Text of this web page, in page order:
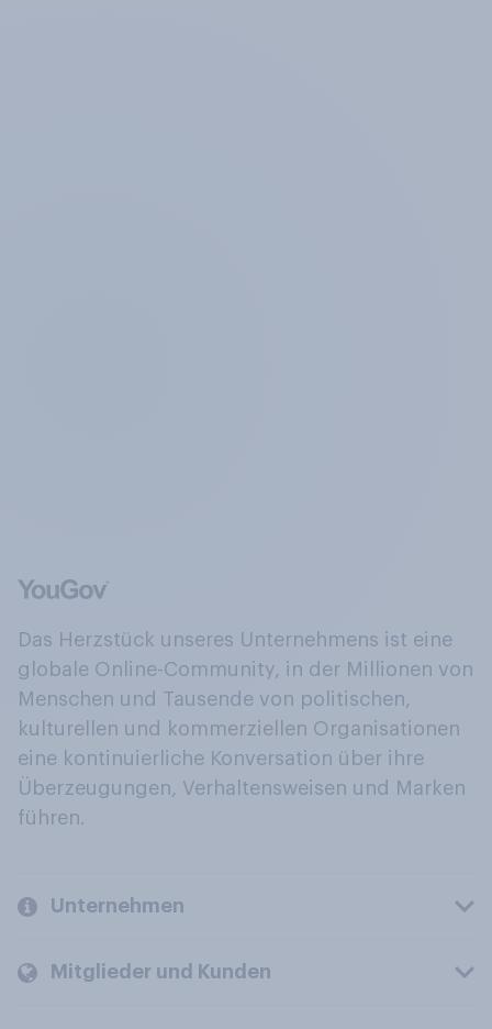
Das Herzstück unseres Unternehmens ist eine
globale Online-Community, in der Millionen von
Menschen und Tausende von politischen,
kulturellen und kommerziellen Organisationen
eine kontinuierliche Konversation über ihre
Überzeugungen, Verhaltensweisen und Marken
führen.
Unternehmen
Mitglieder und Kunden